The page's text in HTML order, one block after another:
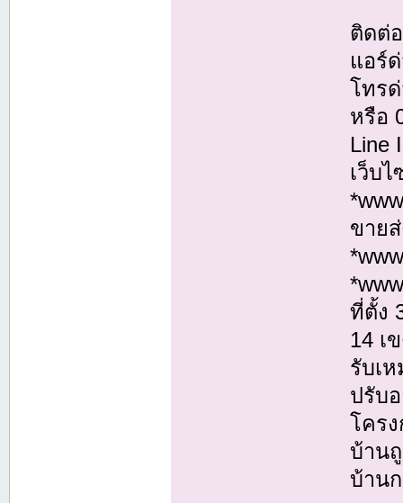
ติดต่
แอร์
โทร
หรือ
Line
เว็บไ
ขาย
ที่ตั้ง
14 เ
รับเ
ปรับ
โคร
บ้าน
บ้าน